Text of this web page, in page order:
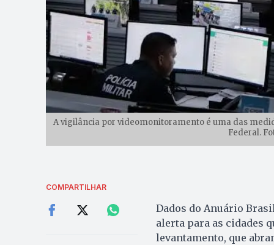
A vigilância por videomonitoramento é uma das
Federal.
COMPARTILHAR
Dados do Anuário
alerta para as cidades
levantamento, que